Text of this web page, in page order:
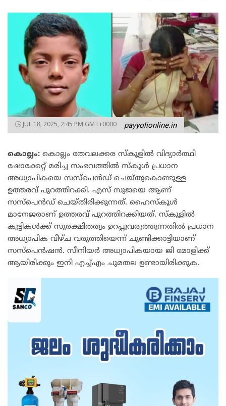
JUL 18, 2025, 2:45 PM GMT+0000 payyolionline.in
കൊല്ലം: കൊല്ലം തേവലക്കര സ്കൂളിൽ വിദ്യാർത്ഥി
ഷോക്കേറ്റ് മരിച്ച സംഭവത്തിൽ സ്കൂൾ പ്രധാന
അധ്യാപികയെ സസ്പെൻഡ് ചെയ്തുകൊണ്ടുള്ള
ഉത്തരവ് പുറത്തിറക്കി. എസ് സുജയെ ആണ്
സസ്പെൻഡ് ചെയ്തിരിക്കുന്നത്. ഹൈസ്കൂൾ
മാനേജരാണ് ഉത്തരവ് പുറത്തിറക്കിയത്. സ്കൂളിൽ
കുട്ടികൾക്ക് സുരക്ഷിതത്വം ഉറപ്പുവരുത്തുന്നതിൽ പ്രധാന
അധ്യാപിക വീഴ്ച വരുത്തിയെന്ന് ചൂണ്ടിക്കാട്ടിയാണ്
സസ്പെൻഷൻ. സീനിയർ അധ്യാപികയായ ജി മോളിക്ക്
ആയിരിക്കും ഇനി എച്ച്എം ചുമതല ഉണ്ടായിരിക്കുക.